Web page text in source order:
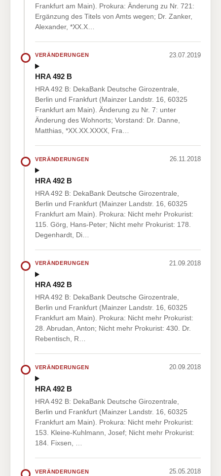
Frankfurt am Main). Prokura: Änderung zu Nr. 721:
Ergänzung des Titels von Amts wegen; Dr. Zanker,
Alexander, *XX.X…
VERÄNDERUNGEN 23.07.2019
HRA 492 B
HRA 492 B: DekaBank Deutsche Girozentrale,
Berlin und Frankfurt (Mainzer Landstr. 16, 60325
Frankfurt am Main). Änderung zu Nr. 7: unter
Änderung des Wohnorts; Vorstand: Dr. Danne,
Matthias, *XX.XX.XXXX, Fra…
VERÄNDERUNGEN 26.11.2018
HRA 492 B
HRA 492 B: DekaBank Deutsche Girozentrale,
Berlin und Frankfurt (Mainzer Landstr. 16, 60325
Frankfurt am Main). Prokura: Nicht mehr Prokurist:
115. Görg, Hans-Peter; Nicht mehr Prokurist: 178.
Degenhardt, Di…
VERÄNDERUNGEN 21.09.2018
HRA 492 B
HRA 492 B: DekaBank Deutsche Girozentrale,
Berlin und Frankfurt (Mainzer Landstr. 16, 60325
Frankfurt am Main). Prokura: Nicht mehr Prokurist:
28. Abrudan, Anton; Nicht mehr Prokurist: 430. Dr.
Rebentisch, R…
VERÄNDERUNGEN 20.09.2018
HRA 492 B
HRA 492 B: DekaBank Deutsche Girozentrale,
Berlin und Frankfurt (Mainzer Landstr. 16, 60325
Frankfurt am Main). Prokura: Nicht mehr Prokurist:
153. Kleine-Kuhlmann, Josef; Nicht mehr Prokurist:
184. Fixsen, …
VERÄNDERUNGEN 25.05.2018